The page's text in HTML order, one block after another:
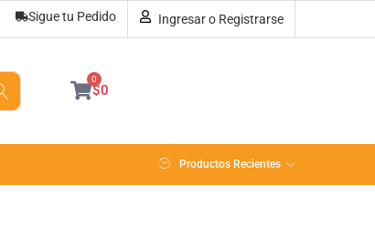
Sigue tu Pedido Ingresar o Registrarse
$0
0
Productos Recientes
Sin existencias